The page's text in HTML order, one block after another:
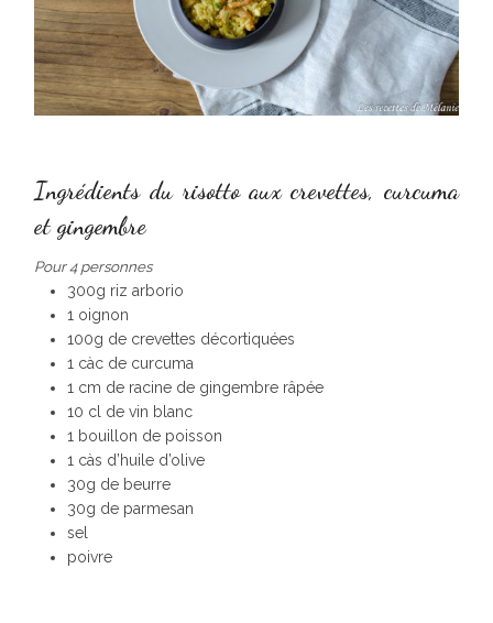
Ingrédients du risotto aux crevettes, curcuma
et gingembre
Pour 4 personnes
300g riz arborio
1 oignon
100g de crevettes décortiquées
1 càc de curcuma
1 cm de racine de gingembre râpée
10 cl de vin blanc
1 bouillon de poisson
1 càs d’huile d’olive
30g de beurre
30g de parmesan
sel
poivre